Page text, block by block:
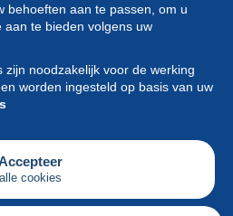
behoeften aan te passen, om u
te bieden volgens uw
noodzakelijk voor de werking
worden ingesteld op basis van uw
alle cookies